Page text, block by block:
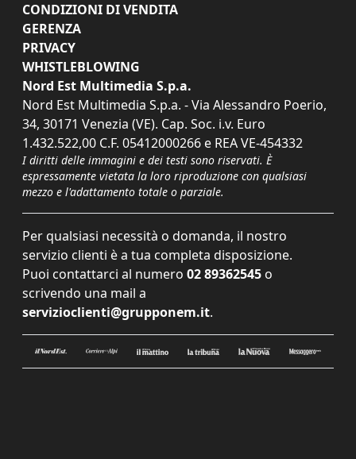
CONDIZIONI DI VENDITA
GERENZA
PRIVACY
WHISTLEBLOWING
Nord Est Multimedia S.p.a.
Nord Est Multimedia S.p.a. - Via Alessandro Poerio,
34, 30171 Venezia (VE). Cap. Soc. i.v. Euro
1.432.522,00 C.F. 05412000266 e REA VE-454332
I diritti delle immagini e dei testi sono riservati. È
espressamente vietata la loro riproduzione con qualsiasi
mezzo e l'adattamento totale o parziale.
Per qualsiasi necessità o domanda, il nostro
servizio clienti è a tua completa disposizione.
Puoi contattarci al numero 02 89362545 o
scrivendo una mail a
servizioclienti@grupponem.it.